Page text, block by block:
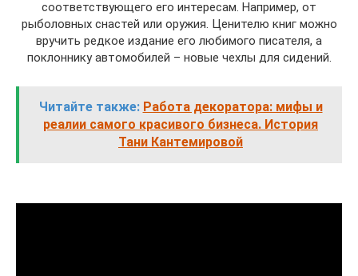
соответствующего его интересам. Например, от
рыболовных снастей или оружия. Ценителю книг можно
вручить редкое издание его любимого писателя, а
поклоннику автомобилей – новые чехлы для сидений.
Читайте также: Работа декоратора: мифы и
реалии самого красивого бизнеса. История
Тани Кантемировой